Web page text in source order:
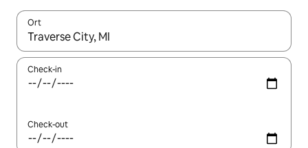
Ort
Wenn Ergebnisse verfügbar sind, navigiere mit den
Check-in
Check-out